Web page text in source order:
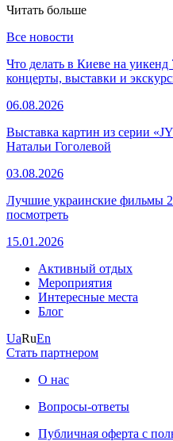
Читать больше
Все новости
Что делать в Киеве на уикенд
концерты, выставки и
06.08.2026
Выставка картин из серии
Натальи Гоголевой
03.08.2026
Лучшие украинские фильмы
посмотреть
15.01.2026
Активный отдых
Мероприятия
Интересные места
Блог
UaRuEn
Стать партнером
О нас
Вопросы-ответы
Публичная оферта с